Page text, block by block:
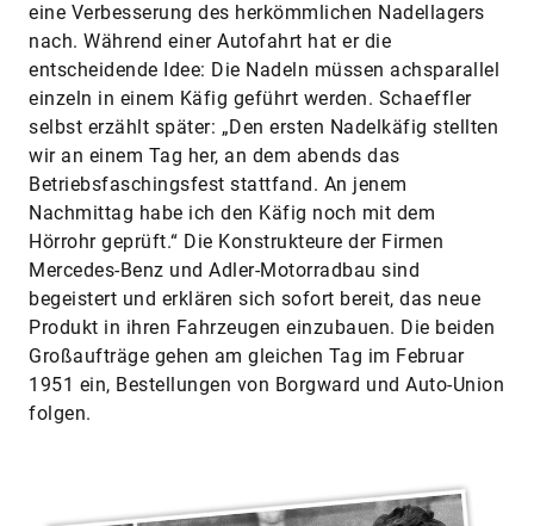
eine Verbesserung des herkömmlichen Nadellagers
nach. Während einer Autofahrt hat er die
entscheidende Idee: Die Nadeln müssen achsparallel
einzeln in einem Käfig geführt werden. Schaeffler
selbst erzählt später: „Den ersten Nadelkäfig stellten
wir an einem Tag her, an dem abends das
Betriebsfaschingsfest stattfand. An jenem
Nachmittag habe ich den Käfig noch mit dem
Hörrohr geprüft.“ Die Konstrukteure der Firmen
Mercedes-Benz und Adler-Motorradbau sind
begeistert und erklären sich sofort bereit, das neue
Produkt in ihren Fahrzeugen einzubauen. Die beiden
Großaufträge gehen am gleichen Tag im Februar
1951 ein, Bestellungen von Borgward und Auto-Union
folgen.